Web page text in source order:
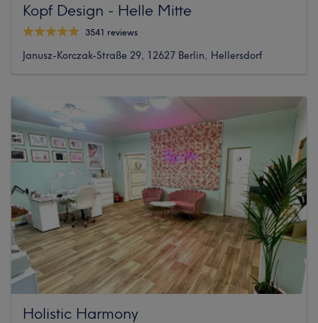
Kopf Design - Helle Mitte
3541 reviews
Janusz-Korczak-Straße 29, 12627 Berlin, Hellersdorf
Holistic Harmony